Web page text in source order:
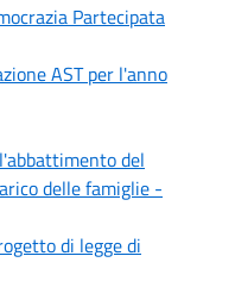
Partecipata
AST per l'anno
del
delle famiglie -
di legge di